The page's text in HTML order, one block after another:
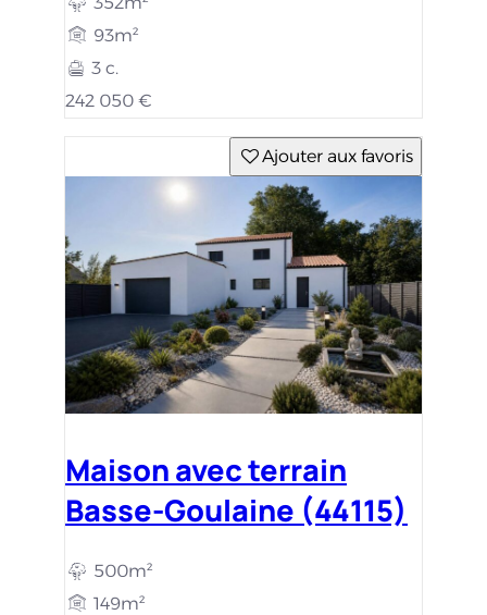
93m²
3 c.
242 050 €
Ajouter aux favoris
Maison avec terrain
Basse-Goulaine (44115)
500m²
149m²